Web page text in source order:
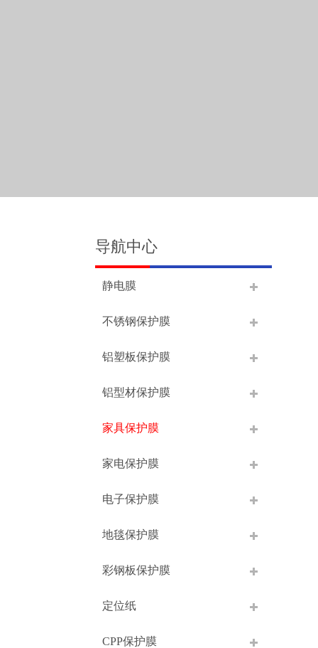
导航中心
静电膜
不锈钢保护膜
铝塑板保护膜
铝型材保护膜
家具保护膜
家电保护膜
电子保护膜
地毯保护膜
彩钢板保护膜
定位纸
CPP保护膜